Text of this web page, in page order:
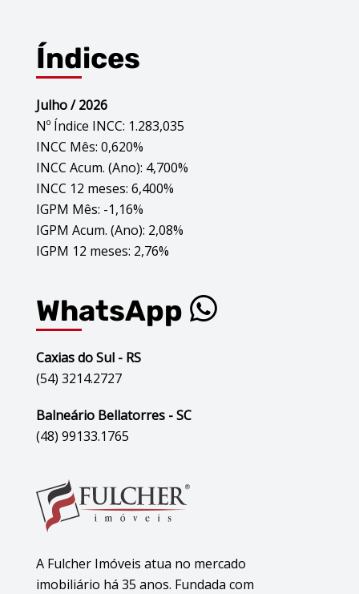
Índices
Julho / 2026
Nº Índice INCC: 1.283,035
INCC Mês: 0,620%
INCC Acum. (Ano): 4,700%
INCC 12 meses: 6,400%
IGPM Mês: -1,16%
IGPM Acum. (Ano): 2,08%
IGPM 12 meses: 2,76%
WhatsApp
Caxias do Sul - RS
(54) 3214.2727
Balneário Bellatorres - SC
(48) 99133.1765
A Fulcher Imóveis atua no mercado
imobiliário há 35 anos. Fundada com